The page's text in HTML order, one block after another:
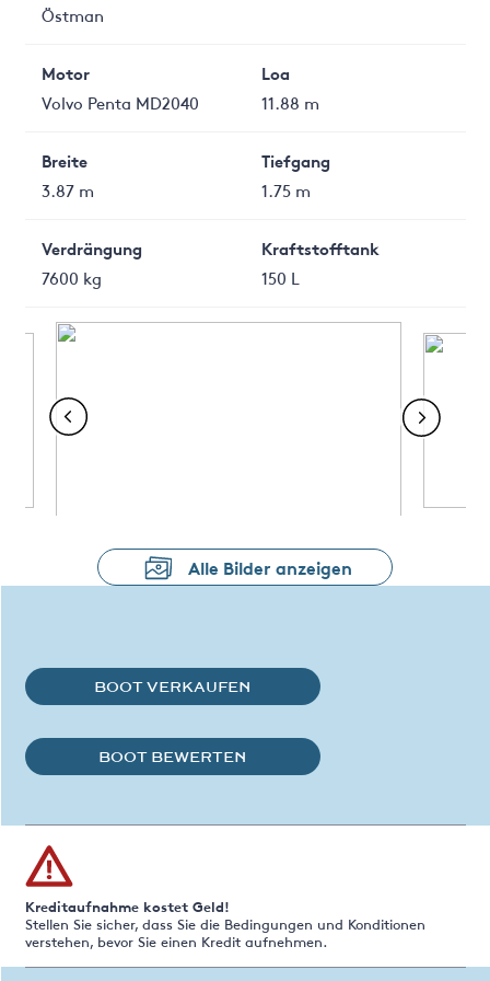
Östman
Motor
Volvo Penta MD2040
Loa
11.88 m
Breite
3.87 m
Tiefgang
1.75 m
Verdrängung
7600 kg
Kraftstofftank
150 L
Alle Bilder anzeigen
BOOT VERKAUFEN
BOOT BEWERTEN
Kreditaufnahme kostet Geld!
Stellen Sie sicher, dass Sie die Bedingungen und Konditionen
verstehen, bevor Sie einen Kredit aufnehmen.